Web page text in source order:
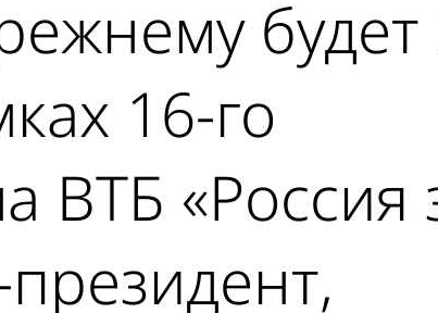
16-го
ВТБ «Россия